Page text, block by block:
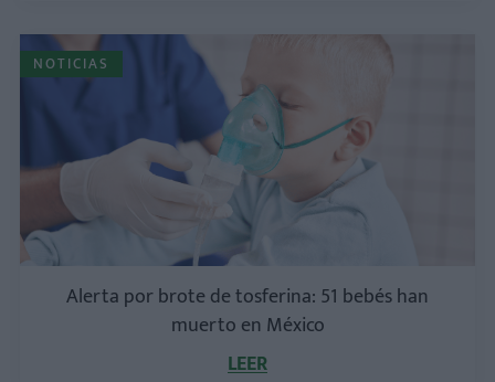
NOTICIAS
Alerta por brote de tosferina: 51 bebés han
muerto en México
LEER